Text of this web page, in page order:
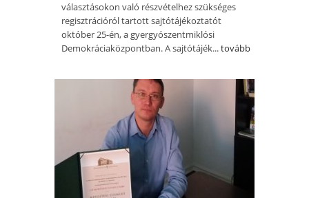
választásokon való részvételhez szükséges
regisztrációról tartott sajtótájékoztatót
október 25-én, a gyergyószentmiklósi
Demokráciaközpontban. A sajtótájék...tovább